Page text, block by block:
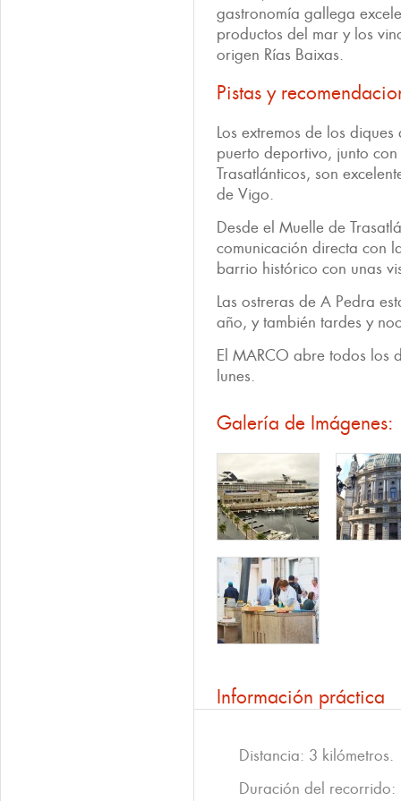
gastronomía gallega
productos del mar y los
origen Rías Baixas.
Pistas y
Los extremos de los
puerto deportivo, junto
Trasatlánticos, son
de Vigo.
Desde el Muelle de
comunicación directa con
barrio histórico con unas
Las ostreras de A Pedra
año, y también tardes y
El MARCO abre todos los
lunes.
Galería de Imágenes:
Información práctica
Distancia: 3 kilómetros.
Duración del